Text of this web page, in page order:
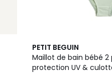
PETIT BEGUIN
Maillot de bain bébé
protection UV &